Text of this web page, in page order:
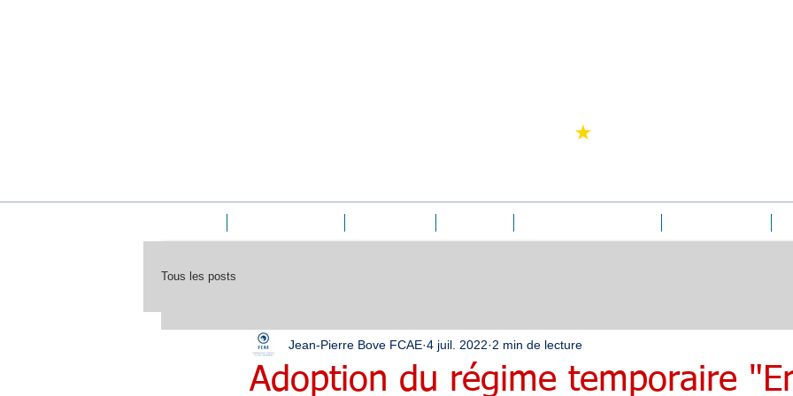
Tous les posts
Adoption du régime temporaire
Jean-Pierre Bove FCAE 4 juil. 2022 2 min de lecture